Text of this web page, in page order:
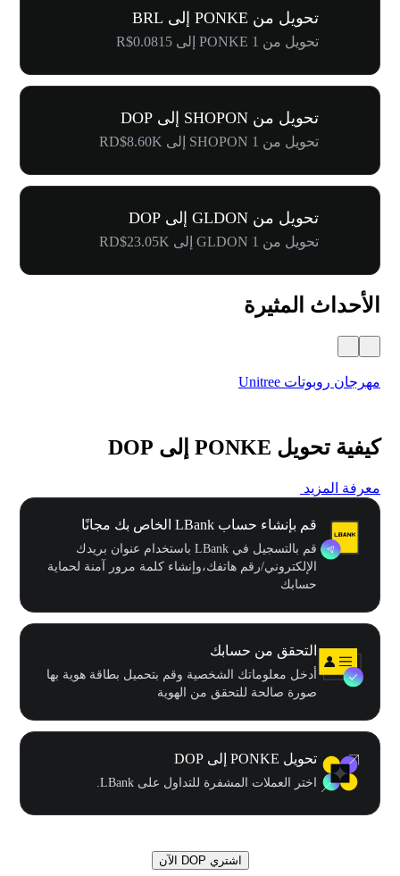
تحويل من PONKE إلى BRL
تحويل من 1 PONKE إلى R$0.0815
تحويل من SHOPON إلى DOP
تحويل من 1 SHOPON إلى RD$8.60K
تحويل من GLDON إلى DOP
تحويل من 1 GLDON إلى RD$23.05K
الأحداث المثيرة
مهرجان روبوتات Unitree
كيفية تحويل PONKE إلى DOP
معرفة المزيد
قم بإنشاء حساب LBank الخاص بك مجانًا
قم بالتسجيل في LBank باستخدام عنوان بريدك
الإلكتروني/رقم هاتفك،وإنشاء كلمة مرور آمنة لحماية
حسابك
التحقق من حسابك
أدخل معلوماتك الشخصية وقم بتحميل بطاقة هوية بها
صورة صالحة للتحقق من الهوية
تحويل PONKE إلى DOP
اختر العملات المشفرة للتداول على LBank.
اشتري DOP الآن